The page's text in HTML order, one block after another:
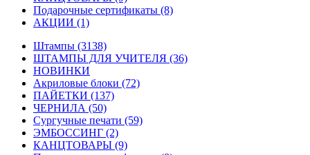
Подарочные сертификаты (8)
АКЦИИ (1)
Штампы (3138)
ШТАМПЫ ДЛЯ УЧИТЕЛЯ (36)
НОВИНКИ
Акриловые блоки (72)
ПАЙЕТКИ (137)
ЧЕРНИЛА (50)
Сургучные печати (59)
ЭМБОССИНГ (2)
КАНЦТОВАРЫ (9)